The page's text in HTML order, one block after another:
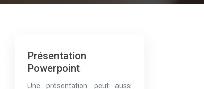
Présentation
Powerpoint
Une présentation peut aussi